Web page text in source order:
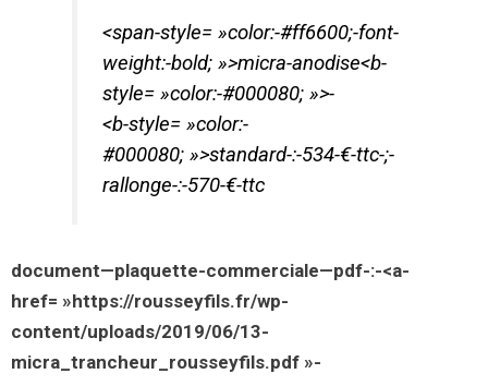
<span-style= »color:-#ff6600;-font-
weight:-bold; »>micra-anodise<b-
style= »color:-#000080; »>-
<b-style= »color:-
#000080; »>standard-:-534-€-ttc-;-
rallonge-:-570-€-ttc
document—plaquette-commerciale—pdf-:-<a-
href= »https://rousseyfils.fr/wp-
content/uploads/2019/06/13-
micra_trancheur_rousseyfils.pdf »-